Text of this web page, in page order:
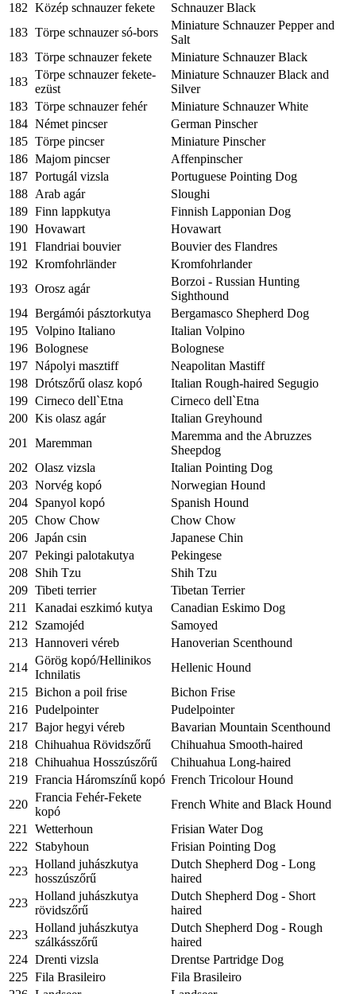
182 Közép schnauzer fekete
Schnauzer Black
183 Törpe schnauzer só-bors
Miniature Schnauzer Pepper and
Salt
183 Törpe schnauzer fekete
Miniature Schnauzer Black
183
Törpe schnauzer fekete-
ezüst
Miniature Schnauzer Black and
Silver
183 Törpe schnauzer fehér
Miniature Schnauzer White
184 Német pincser
German Pinscher
185 Törpe pincser
Miniature Pinscher
186 Majom pincser
Affenpinscher
187 Portugál vizsla
Portuguese Pointing Dog
188 Arab agár
Sloughi
189 Finn lappkutya
Finnish Lapponian Dog
190 Hovawart
Hovawart
191
Flandriai bouvier
Bouvier des Flandres
192 Kromfohrländer
Kromfohrlander
193 Orosz agár
Borzoi - Russian Hunting
Sighthound
194 Bergámói pásztorkutya
Bergamasco Shepherd Dog
195 Volpino Italiano
Italian Volpino
196 Bolognese
Bolognese
197 Nápolyi masztiff
Neapolitan Mastiff
198 Drótszőrű olasz kopó
Italian Rough-haired Segugio
199 Cirneco dell`Etna
Cirneco dell`Etna
200 Kis olasz agár
Italian Greyhound
201
Maremman
Maremma and the Abruzzes
Sheepdog
202 Olasz vizsla
Italian Pointing Dog
203 Norvég kopó
Norwegian Hound
204 Spanyol kopó
Spanish Hound
205 Chow Chow
Chow Chow
206 Japán csin
Japanese Chin
207 Pekingi palotakutya
Pekingese
208 Shih Tzu
Shih Tzu
209 Tibeti terrier
Tibetan Terrier
211
Kanadai eszkimó kutya
Canadian Eskimo Dog
212
Szamojéd
Samoyed
213 Hannoveri véreb
Hanoverian Scenthound
214
Görög kopó/Hellinikos
Ichnilatis
Hellenic Hound
215 Bichon a poil frise
Bichon Frise
216 Pudelpointer
Pudelpointer
217 Bajor hegyi véreb
Bavarian Mountain Scenthound
218 Chihuahua Rövidszőrű
Chihuahua Smooth-haired
218 Chihuahua Hosszúszőrű
Chihuahua Long-haired
219 Francia Háromszínű kopó French Tricolour Hound
220
Francia Fehér-Fekete
kopó
French White and Black Hound
221
Wetterhoun
Frisian Water Dog
222
Stabyhoun
Frisian Pointing Dog
223
Holland juhászkutya
hosszúszőrű
Dutch Shepherd Dog - Long
haired
223
Holland juhászkutya
rövidszőrű
Dutch Shepherd Dog - Short
haired
223
Holland juhászkutya
szálkásszőrű
Dutch Shepherd Dog - Rough
haired
224 Drenti vizsla
Drentse Partridge Dog
225 Fila Brasileiro
Fila Brasileiro